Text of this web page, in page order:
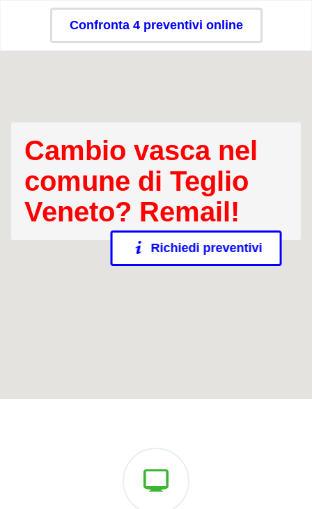
Confronta 4 preventivi online
Cambio vasca nel
comune di Teglio
Veneto? Remail!
Richiedi preventivi